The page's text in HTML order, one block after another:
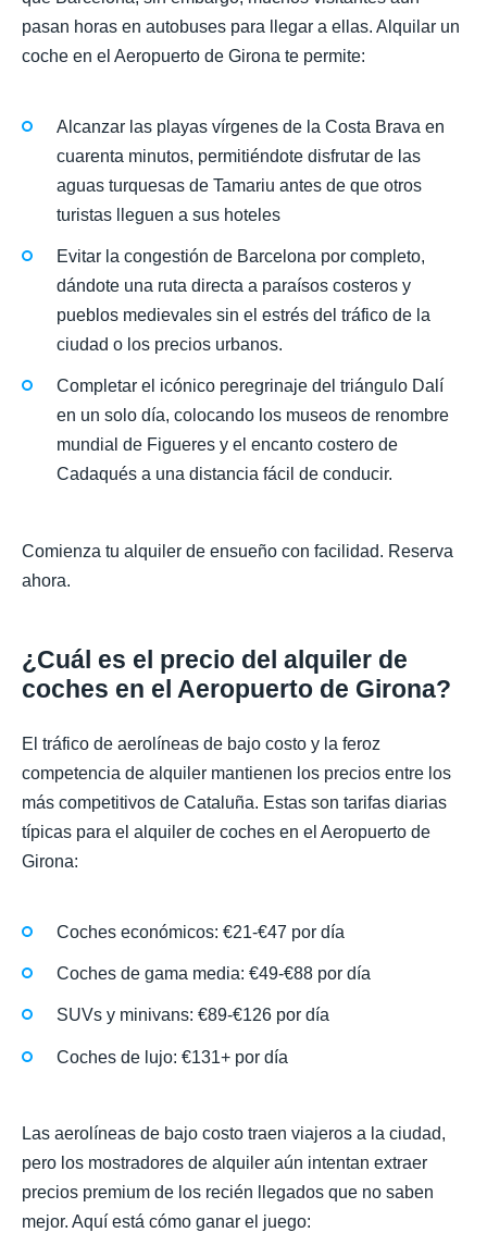
pasan horas en autobuses para llegar a ellas. Alquilar un
coche en el Aeropuerto de Girona te permite:
Alcanzar las playas vírgenes de la Costa Brava en
cuarenta minutos, permitiéndote disfrutar de las
aguas turquesas de Tamariu antes de que otros
turistas lleguen a sus hoteles
Evitar la congestión de Barcelona por completo,
dándote una ruta directa a paraísos costeros y
pueblos medievales sin el estrés del tráfico de la
ciudad o los precios urbanos.
Completar el icónico peregrinaje del triángulo Dalí
en un solo día, colocando los museos de renombre
mundial de Figueres y el encanto costero de
Cadaqués a una distancia fácil de conducir.
Comienza tu alquiler de ensueño con facilidad. Reserva
ahora.
¿Cuál es el precio del alquiler de
coches en el Aeropuerto de Girona?
El tráfico de aerolíneas de bajo costo y la feroz
competencia de alquiler mantienen los precios entre los
más competitivos de Cataluña. Estas son tarifas diarias
típicas para el alquiler de coches en el Aeropuerto de
Girona:
Coches económicos: €21-€47 por día
Coches de gama media: €49-€88 por día
SUVs y minivans: €89-€126 por día
Coches de lujo: €131+ por día
Las aerolíneas de bajo costo traen viajeros a la ciudad,
pero los mostradores de alquiler aún intentan extraer
precios premium de los recién llegados que no saben
mejor. Aquí está cómo ganar el juego: